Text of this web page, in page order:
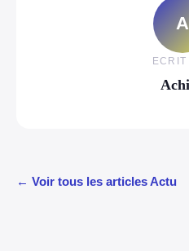
A
ECRIT
← Voir tous les articles Actu